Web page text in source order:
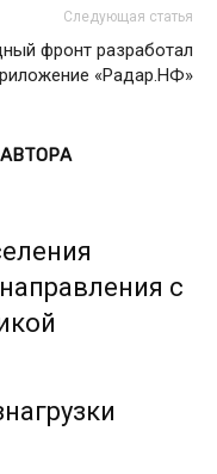
Следующая статья
фронт разработал
«Радар.НФ»
с